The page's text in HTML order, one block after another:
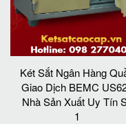
Két Sắt Ngân Hàng
Giao Dịch BEMC
Nhà Sản Xuất Uy Tín
1